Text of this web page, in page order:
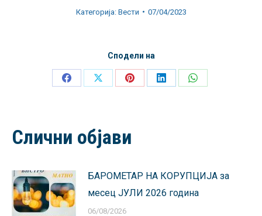
Категорија: Вести 07/04/2023
Сподели на
Share
Share
Share
Share
Share
Слични објави
БАРОМЕТАР НА КОРУПЦИЈА за
месец ЈУЛИ 2026 година
06/08/2026